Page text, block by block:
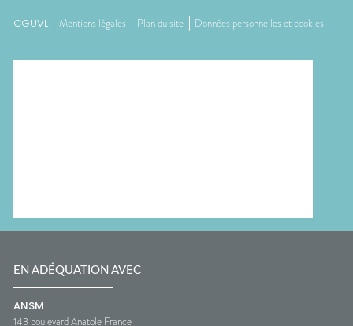
CGUVL Mentions légales Plan du site Données personnelles et cookies
EN ADÉQUATION AVEC
ANSM
143 boulevard Anatole France